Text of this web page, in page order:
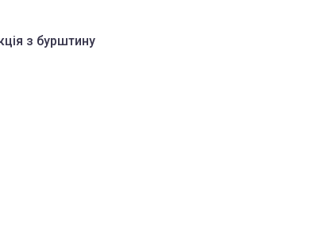
з бурштину